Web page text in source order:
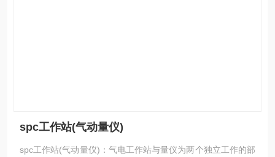
spc工作站(气动量仪)
spc工作站(气动量仪)：气电工作站与量仪为两个独立工作的部